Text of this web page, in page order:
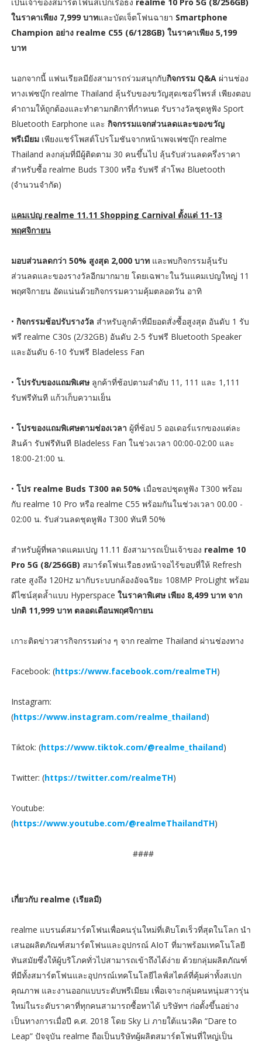
เป็นเจ้าของสมาร์ตโฟนสเปกเรือธง realme 10 Pro 5G (8/256GB)
ในราคาเพียง 7,999 บาทและบัดเจ็ตโฟนฉายา Smartphone
Champion อย่าง realme C55 (6/128GB) ในราคาเพียง 5,199
บาท
นอกจากนี้ แฟนเรียลมียังสามารถร่วมสนุกกับกิจกรรม Q&A ผ่านช่อง
ทางเฟซบุ๊ก realme Thailand ลุ้นรับของขวัญสุดเซอร์ไพรส์ เพียงตอบ
คำถามให้ถูกต้องและทำตามกติกาที่กำหนด รับรางวัลชุดหูฟัง Sport
Bluetooth Earphone และ กิจกรรมแจกส่วนลดและของขวัญ
พรีเมียมเพียงแชร์โพสต์โปรโมชันจากหน้าเพจเฟซบุ๊ก realme
Thailand ลงกลุ่มที่มีผู้ติดตาม 30 คนขึ้นไป ลุ้นรับส่วนลดครึ่งราคา
สำหรับซื้อ realme Buds T300 หรือ รับฟรี ลำโพง Bluetooth
(จำนวนจำกัด)
แคมเปญ realme 11.11 Shopping Carnival ตั้งแต่ 11-13
พฤศจิกายน
มอบส่วนลดกว่า 50% สูงสุด 2,000 บาท และพบกิจกรรมลุ้นรับ
ส่วนลดและของรางวัลอีกมากมาย โดยเฉพาะในวันแคมเปญใหญ่ 11
พฤศจิกายน อัดแน่นด้วยกิจกรรมความคุ้มตลอดวัน อาทิ
• กิจกรรมช้อปรับรางวัล สำหรับลูกค้าที่มียอดสั่งซื้อสูงสุด อันดับ 1 รับ
ฟรี realme C30s (2/32GB) อันดับ 2-5 รับฟรี Bluetooth Speaker
และอันดับ 6-10 รับฟรี Bladeless Fan
• โปรรับของแถมพิเศษลูกค้าที่ช้อปตามลำดับ 11, 111 และ 1,111
รับฟรีทันที แก้วเก็บความเย็น
• โปรของแถมพิเศษตามช่องเวลา ผู้ที่ช้อป 5 ออเดอร์แรกของแต่ละ
สินค้า รับฟรีทันที Bladeless Fan ในช่วงเวลา 00:00-02:00 และ
18:00-21:00 น.
• โปร realme Buds T300 ลด 50% เมื่อชอปชุดหูฟัง T300 พร้อม
กับ realme 10 Pro หรือ realme C55 พร้อมกันในช่วงเวลา 00.00 -
02:00 น. รับส่วนลดชุดหูฟัง T300 ทันที 50%
สำหรับผู้ที่พลาดแคมเปญ 11.11 ยังสามารถเป็นเจ้าของ realme 10
Pro 5G (8/256GB) สมาร์ตโฟนเรือธงหน้าจอไร้ขอบที่ให้ Refresh
rate สูงถึง 120Hz มากับระบบกล้องอัจฉริยะ 108MP ProLight พร้อม
ดีไซน์สุดล้ำแบบ Hyperspace ในราคาพิเศษ เพียง 8,499 บาท จาก
ปกติ 11,999 บาท ตลอดเดือนพฤศจิกายน
เกาะติดข่าวสารกิจกรรมต่าง ๆ จาก realme Thailand ผ่านช่องทาง
Facebook: (https://www.facebook.com/realmeTH)
Instagram:
(https://www.instagram.com/realme_thailand)
Tiktok: (https://www.tiktok.com/@realme_thailand)
Twitter: (https://twitter.com/realmeTH)
Youtube:
(https://www.youtube.com/@realmeThailandTH)
####
เกี่ยวกับ realme (เรียลมี)
realme แบรนด์สมาร์ตโฟนเพื่อคนรุ่นใหม่ที่เติบโตเร็วที่สุดในโลก นำ
เสนอผลิตภัณฑ์สมาร์ตโฟนและอุปกรณ์ AIoT ที่มาพร้อมเทคโนโลยี
ทันสมัยซึ่งให้ผู้บริโภคทั่วไปสามารถเข้าถึงได้ง่าย ด้วยกลุ่มผลิตภัณฑ์
ที่มีทั้งสมาร์ตโฟนและอุปกรณ์เทคโนโลยีไลฟ์สไตล์ที่คุ้มค่าทั้งสเปก
คุณภาพ และงานออกแบบระดับพรีเมียม เพื่อเจาะกลุ่มคนหนุ่มสาวรุ่น
ใหม่ในระดับราคาที่ทุกคนสามารถซื้อหาได้ บริษัทฯ ก่อตั้งขึ้นอย่าง
เป็นทางการเมื่อปี ค.ศ. 2018 โดย Sky Li ภายใต้แนวคิด “Dare to
Leap” ปัจจุบัน realme ถือเป็นบริษัทผู้ผลิตสมาร์ตโฟนที่ใหญ่เป็น